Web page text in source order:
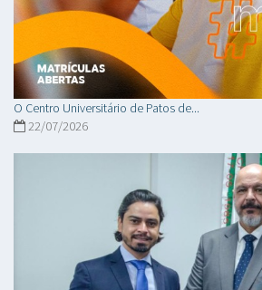
O Centro Universitário de Patos de...
22/07/2026